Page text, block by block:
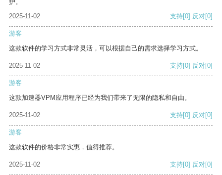
护。
2025-11-02
支持[0] 反对[0]
游客
这款软件的学习方式非常灵活，可以根据自己的需求选择学习方式。
2025-11-02 支持[0] 反对[0]
游客
这款加速器VPM应用程序已经为我们带来了无限的隐私和自由。
2025-11-02 支持[0] 反对[0]
游客
这款软件的价格非常实惠，值得推荐。
2025-11-02 支持[0] 反对[0]